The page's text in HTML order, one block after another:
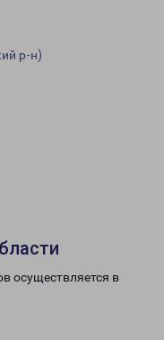
р-н)
осуществляется в